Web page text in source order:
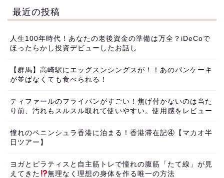
最近の投稿
人生100年時代！あなたの老後資金の準備は万全？iDeCoで
ほったらかし投資デビューしたお話し
【群馬】高崎駅にエッグスンシングスが！！あのパンケーキ
が並ばなくても食べられる！
ティファールのフライパンがすごい！焦げ付かないのは当た
り前、汚れもスルスル取れて使いやすい。使用感をレビュー
憧れのペニンシュラ香港に泊まる！香港滞在記④【マカオ半
日ツアー】
ヨガとピラティスと自主筋トレで憧れの腹筋「たて線」が見
えてきた
無理なく理想の身体を作る唯一の方法